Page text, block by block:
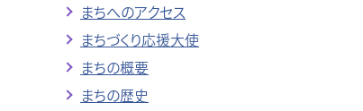
まちへのアクセス
まちづくり応援大使
まちの概要
まちの歴史